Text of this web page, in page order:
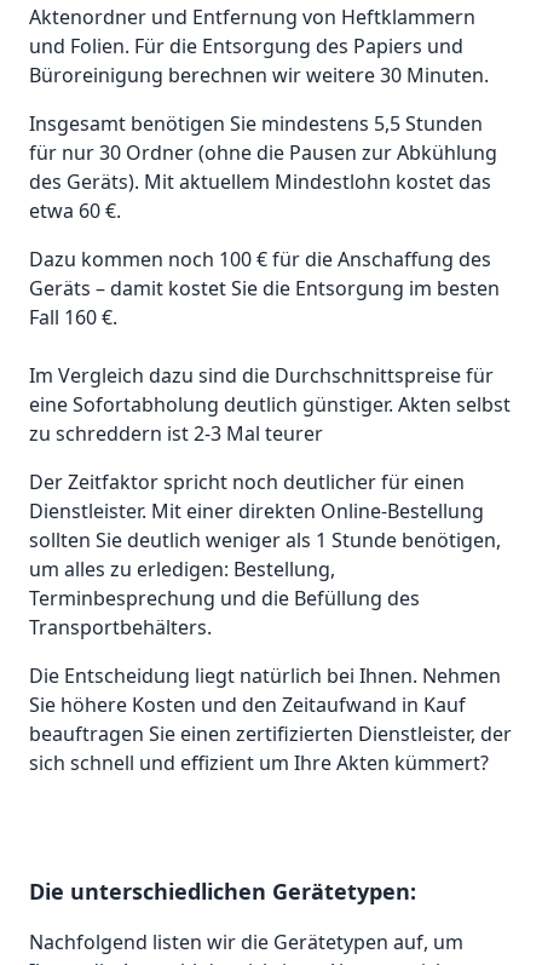
Aktenordner und Entfernung von Heftklammern
und Folien. Für die Entsorgung des Papiers und
Büroreinigung berechnen wir weitere 30 Minuten.
Insgesamt benötigen Sie mindestens 5,5 Stunden
für nur 30 Ordner (ohne die Pausen zur Abkühlung
des Geräts). Mit aktuellem Mindestlohn kostet das
etwa 60 €.
Dazu kommen noch 100 € für die Anschaffung des
Geräts – damit kostet Sie die Entsorgung im besten
Fall 160 €.
Im Vergleich dazu sind die Durchschnittspreise für
eine Sofortabholung deutlich günstiger. Akten selbst
zu schreddern ist 2-3 Mal teurer
Der Zeitfaktor spricht noch deutlicher für einen
Dienstleister. Mit einer direkten Online-Bestellung
sollten Sie deutlich weniger als 1 Stunde benötigen,
um alles zu erledigen: Bestellung,
Terminbesprechung und die Befüllung des
Transportbehälters.
Die Entscheidung liegt natürlich bei Ihnen. Nehmen
Sie höhere Kosten und den Zeitaufwand in Kauf
beauftragen Sie einen zertifizierten Dienstleister, der
sich schnell und effizient um Ihre Akten kümmert?
Die unterschiedlichen Gerätetypen:
Nachfolgend listen wir die Gerätetypen auf, um